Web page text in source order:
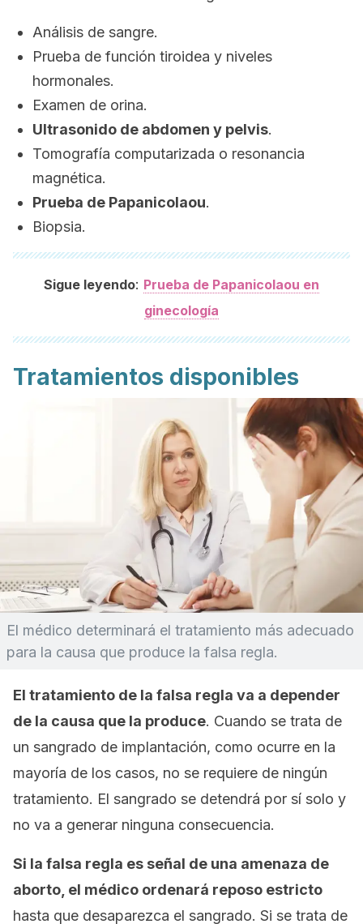
Análisis de sangre.
Prueba de función tiroidea y niveles
hormonales.
Examen de orina.
Ultrasonido de abdomen y pelvis.
Tomografía computarizada o resonancia
magnética.
Prueba de Papanicolaou.
Biopsia.
Sigue leyendo: Prueba de Papanicolaou en
ginecología
Tratamientos disponibles
El médico determinará el tratamiento más adecuado
para la causa que produce la falsa regla.
El tratamiento de la falsa regla va a depender
de la causa que la produce. Cuando se trata de
un sangrado de implantación, como ocurre en la
mayoría de los casos, no se requiere de ningún
tratamiento. El sangrado se detendrá por sí solo y
no va a generar ninguna consecuencia.
Si la falsa regla es señal de una amenaza de
aborto, el médico ordenará reposo estricto
hasta que desaparezca el sangrado. Si se trata de